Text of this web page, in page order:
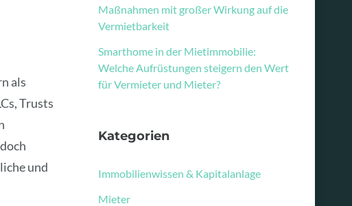
als
Trusts
und
Maßnahmen mit großer Wirkung auf die
Vermietbarkeit
Smarthome in der Mietimmobilie:
Welche Aufrüstungen steigern den Wert
für Vermieter und Mieter?
Kategorien
Immobilienwissen & Kapitalanlage
Mieter